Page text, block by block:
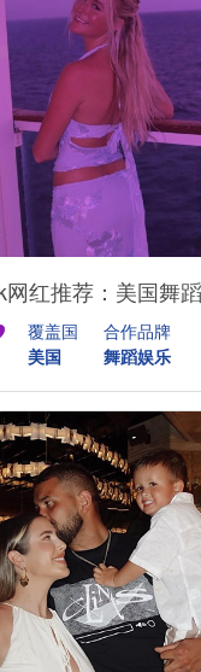
覆盖国
美国
合作品牌
舞蹈娱乐